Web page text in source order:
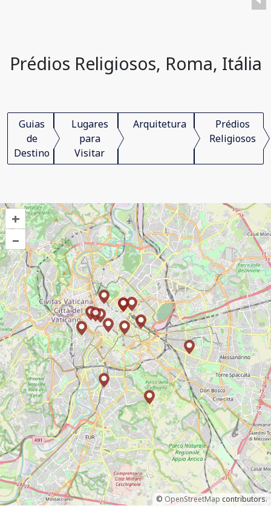
Prédios Religiosos, Roma, Itália
Guias
de
Destino
Lugares
para
Visitar
Arquitetura
Prédios
Religiosos
+
–
© OpenStreetMap contributors.